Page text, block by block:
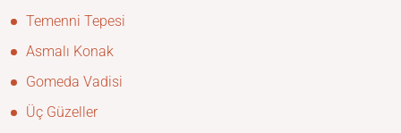
Temenni Tepesi
Asmalı Konak
Gomeda Vadisi
Üç Güzeller